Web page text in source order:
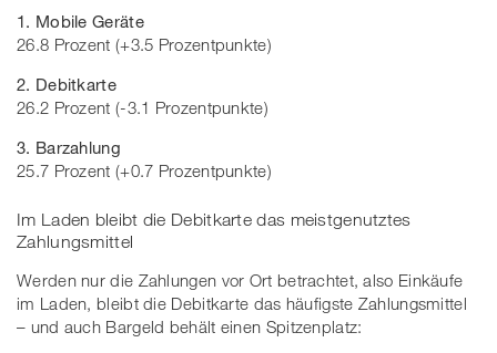
1. Mobile Geräte
26.8 Prozent (+3.5 Prozentpunkte)
2. Debitkarte
26.2 Prozent (-3.1 Prozentpunkte)
3. Barzahlung
25.7 Prozent (+0.7 Prozentpunkte)
Im Laden bleibt die Debitkarte das meistgenutztes
Zahlungsmittel​
Werden nur die Zahlungen vor Ort betrachtet, also Einkäufe
im Laden, bleibt die Debitkarte das häufigste Zahlungsmittel
– und auch Bargeld behält einen Spitzenplatz: